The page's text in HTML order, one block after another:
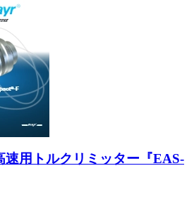
速用トルクリミッター『EAS-